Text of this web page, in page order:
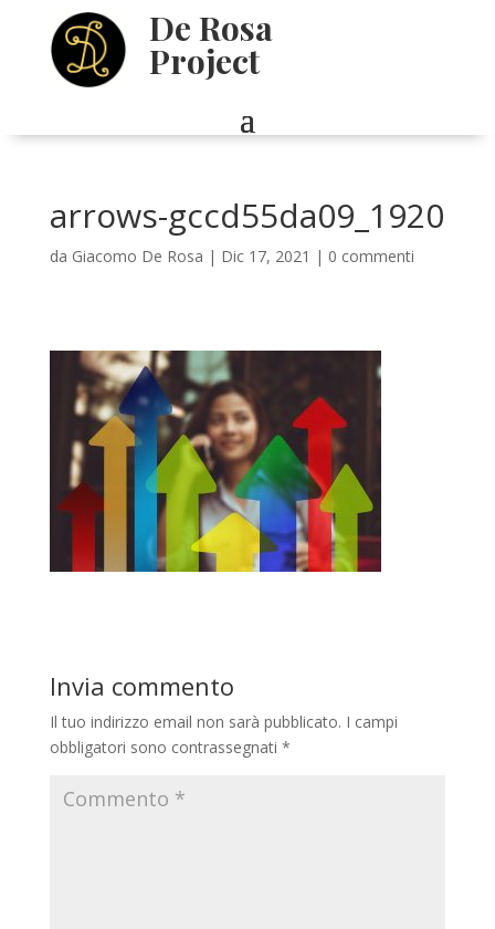
De Rosa
Project
arrows-gccd55da09_1920
da Giacomo De Rosa | Dic 17, 2021 | 0 commenti
Invia commento
Il tuo indirizzo email non sarà pubblicato. I campi
obbligatori sono contrassegnati *